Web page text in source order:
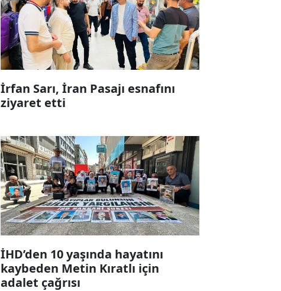
İrfan Sarı, İran Pasajı esnafını
ziyaret etti
İHD’den 10 yaşında hayatını
kaybeden Metin Kıratlı için
adalet çağrısı